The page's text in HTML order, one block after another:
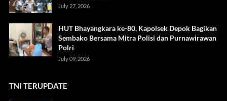
July 27, 2026
HUT Bhayangkara ke-80, Kapolsek Depok Bagikan
Sembako Bersama Mitra Polisi dan Purnawirawan
Polri
July 09, 2026
TNI TERUPDATE